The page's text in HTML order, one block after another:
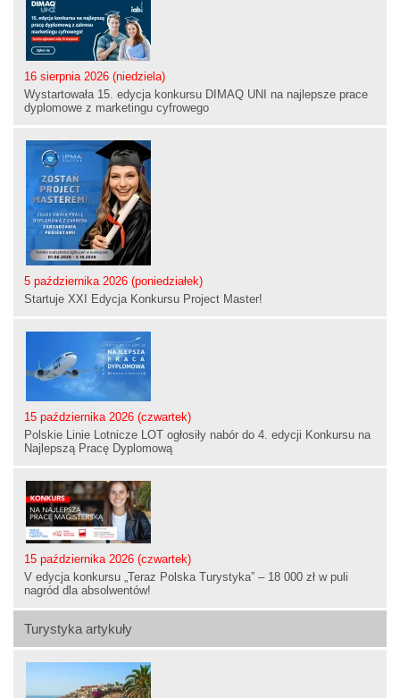
16 sierpnia 2026 (niedziela)
Wystartowała 15. edycja konkursu DIMAQ UNI na najlepsze prace
dyplomowe z marketingu cyfrowego
5 października 2026 (poniedziałek)
Startuje XXI Edycja Konkursu Project Master!
15 października 2026 (czwartek)
Polskie Linie Lotnicze LOT ogłosiły nabór do 4. edycji Konkursu na
Najlepszą Pracę Dyplomową
15 października 2026 (czwartek)
V edycja konkursu „Teraz Polska Turystyka” – 18 000 zł w puli
nagród dla absolwentów!
Turystyka artykuły